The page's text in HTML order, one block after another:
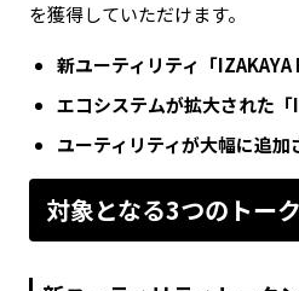
を獲得していただけます。
新ユーティリティ「IZAKAYA
エコシステムが拡大された「
ユーティリティが大幅に追加
対象となる3つのトー